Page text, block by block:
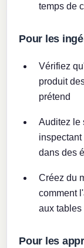
temps de
Pour les
Vérifiez
produit
prétend
Auditez le
dans des
Créez du
comment
aux tables
Pour les